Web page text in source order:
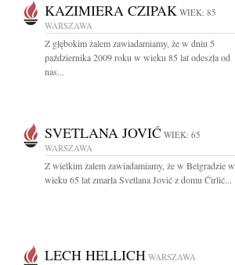
KAZIMIERA CZIPAK WIEK: 85
WARSZAWA
Z głębokim żalem zawiadamiamy, że w dniu 5
października 2009 roku w wieku 85 lat odeszła od
nas...
SVETLANA JOVIĆ WIEK: 65
WARSZAWA
Z wielkim żalem zawiadamiamy, że w Belgradzie w
wieku 65 lat zmarła Svetlana Jović z domu Ćirlić...
LECH HELLICH WARSZAWA